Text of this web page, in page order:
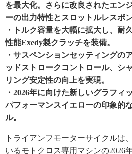
を最大化。さらに改良されたエン
ーの出力特性とスロットルレスポ
・トルク容量を大幅に拡大し、耐
性能Exedy製クラッチを装備。
・サスペンションセッティングの
ッドストロークコントロール、シ
リング安定性の向上を実現。
・2026年に向けた新しいグラフィ
パフォーマンスイエローの印象的
ル。
トライアンフモーターサイクルは
いるモトクロス専用マシンの2026